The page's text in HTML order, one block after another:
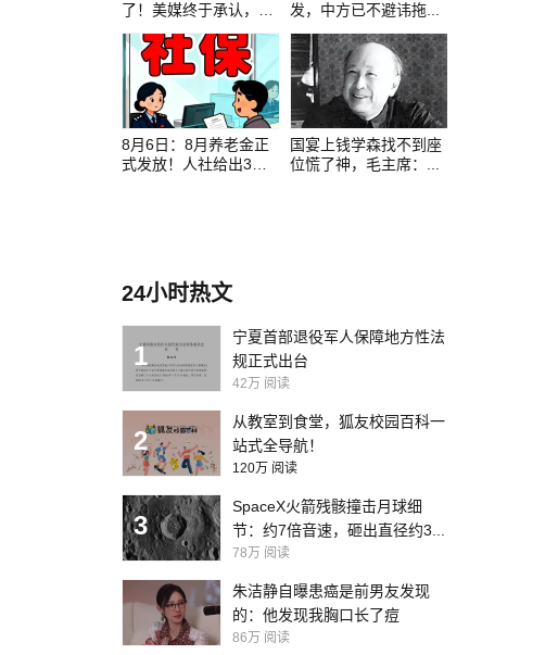
了！美媒终于承认，
发，中方已不避讳拖...
8月6日：8月养老金正
式发放！人社给出3
国宴上钱学森找不到座
位慌了神，毛主席：...
24小时热文
1
宁夏首部退役军人保障地方性法
规正式出台
42万 阅读
2
从教室到食堂，狐友校园百科一
站式全导航！
120万 阅读
3
SpaceX火箭残骸撞击月球细
节：约7倍音速，砸出直径约3...
78万 阅读
朱洁静自曝患癌是前男友发现
的：他发现我胸口长了痘
86万 阅读